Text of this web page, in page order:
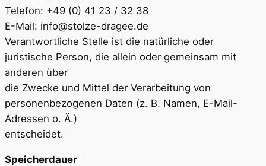
Telefon: +49 (0) 41 23 / 32 38
E-Mail: info@stolze-dragee.de
Verantwortliche Stelle ist die natürliche oder
juristische Person, die allein oder gemeinsam mit
anderen über
die Zwecke und Mittel der Verarbeitung von
personenbezogenen Daten (z. B. Namen, E-Mail-
Adressen o. Ä.)
entscheidet.
Speicherdauer